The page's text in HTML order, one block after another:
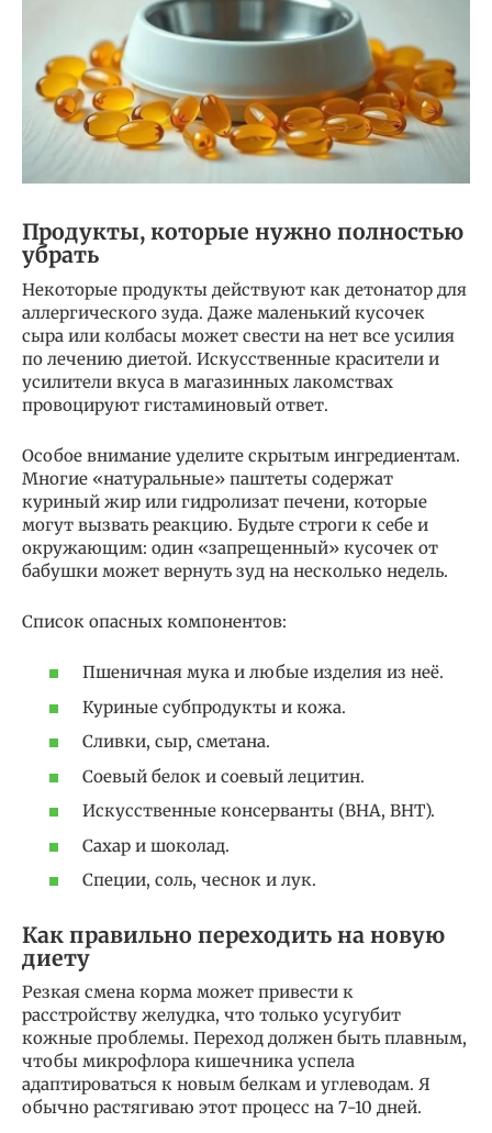
Продукты, которые нужно полностью
убрать
Некоторые продукты действуют как детонатор для
аллергического зуда. Даже маленький кусочек
сыра или колбасы может свести на нет все усилия
по лечению диетой. Искусственные красители и
усилители вкуса в магазинных лакомствах
провоцируют гистаминовый ответ.
Особое внимание уделите скрытым ингредиентам.
Многие «натуральные» паштеты содержат
куриный жир или гидролизат печени, которые
могут вызвать реакцию. Будьте строги к себе и
окружающим: один «запрещенный» кусочек от
бабушки может вернуть зуд на несколько недель.
Список опасных компонентов:
Пшеничная мука и любые изделия из неё.
Куриные субпродукты и кожа.
Сливки, сыр, сметана.
Соевый белок и соевый лецитин.
Искусственные консерванты (BHA, BHT).
Сахар и шоколад.
Специи, соль, чеснок и лук.
Как правильно переходить на новую
диету
Резкая смена корма может привести к
расстройству желудка, что только усугубит
кожные проблемы. Переход должен быть плавным,
чтобы микрофлора кишечника успела
адаптироваться к новым белкам и углеводам. Я
обычно растягиваю этот процесс на 7-10 дней.